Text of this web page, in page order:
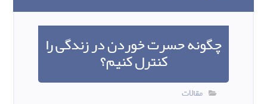
چگونه حسرت خوردن در زندگی را
کنترل کنیم؟
مقالات